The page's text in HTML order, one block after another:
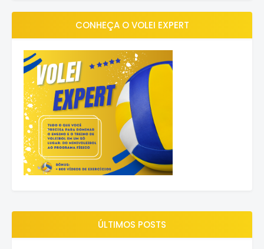
CONHEÇA O VOLEI EXPERT
ÚLTIMOS POSTS